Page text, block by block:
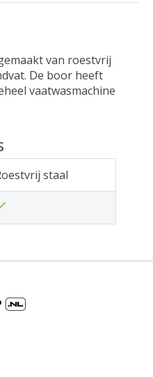
van roestvrij
De boor heeft
vaatwasmachine
staal